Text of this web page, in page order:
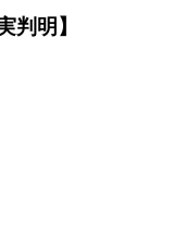
判明】